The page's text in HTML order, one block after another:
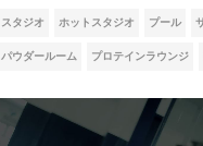
スタジオ ホットスタジオ プール
パウダールーム プロテインラウンジ